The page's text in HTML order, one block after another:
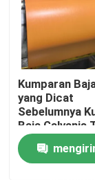
Video
Tentang Kami
Tur Pabrik
Kontrol
Kumparan
yang Dicat
Sebelumnya
Baja Galvanis
Korosi untuk
Kelongsong,
Otomotif